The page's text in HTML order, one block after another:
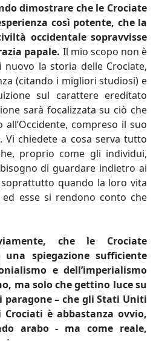
dimostrare che le Crociate
così potente, che la
occidentale sopravvisse
papale. Il mio scopo non è
la storia delle Crociate,
(citando i migliori studiosi) e
sul carattere ereditato
sarà focalizzata su ciò che
compreso il suo
Vi chiedete a cosa serva tutto
proprio come gli individui,
di guardare indietro ai
quando la loro vita
esse si rendono conto che
che le Crociate
una spiegazione sufficiente
e dell’imperialismo
ma solo che gettino luce su
– che gli Stati Uniti
è abbastanza ovvio,
arabo - ma come reale,